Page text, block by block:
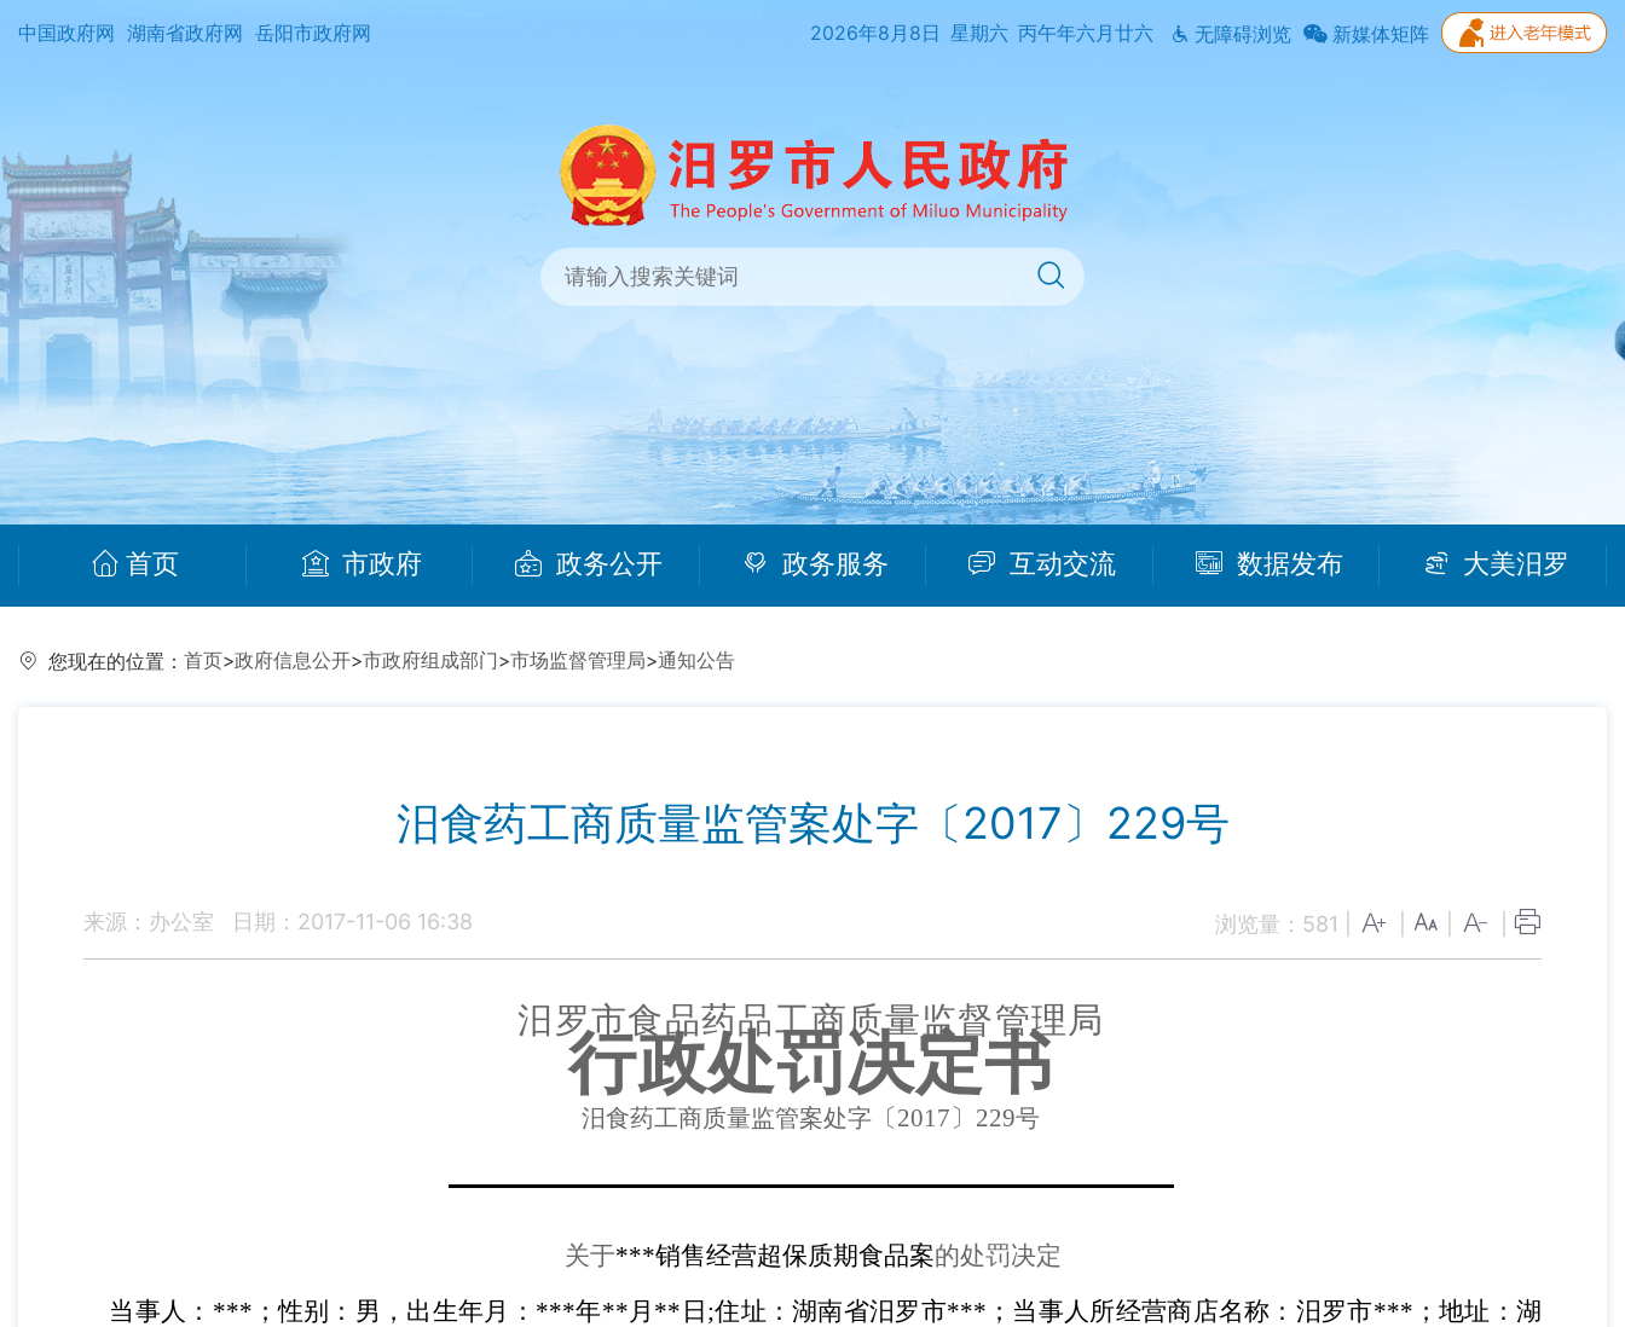
中国政府网 湖南省政府网 岳阳市政府网 2026年8月8日 星期六 丙午年六月廿六 无障碍浏览 新媒体矩阵
首页 市政府 政务公开 政务服务 互动交流 数据发布 大美汨罗
您现在的位置： 首页>政府信息公开>市政府组成部门>市场监督管理局>通知公告
汨食药工商质量监管案处字〔2017〕229号
来源：办公室 日期：2017-11-06 16:38 浏览量： 581
汨罗市食品药品工商质量监督管理 局
行政处罚决定书
汨食药工商质量监管案处字 〔2017〕 229号
关于***销售经营超保质期食品案的处罚决定
当事人： ***；性别：男，出生年月：***年**月**日;住址：湖南省汨罗市***；当事人所经营商店名称：汨罗市***；地址：湖